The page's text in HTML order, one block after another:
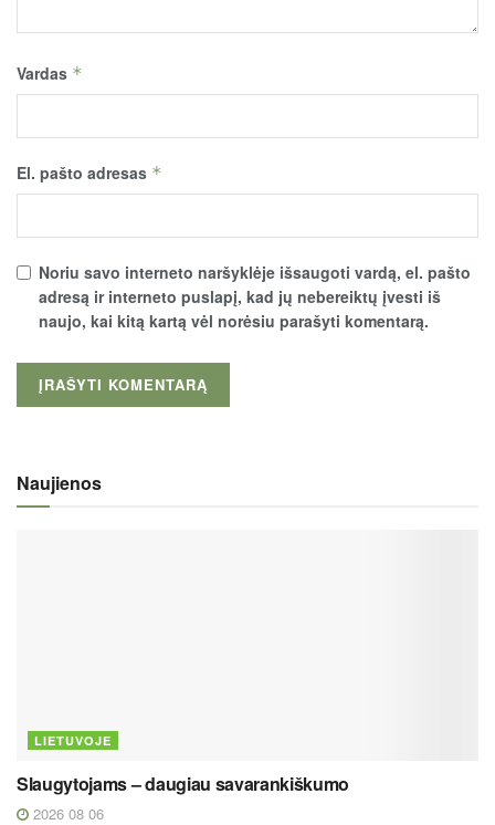
Vardas *
El. pašto adresas *
Noriu savo interneto naršyklėje išsaugoti vardą, el. pašto
adresą ir interneto puslapį, kad jų nebereiktų įvesti iš
naujo, kai kitą kartą vėl norėsiu parašyti komentarą.
Naujienos
LIETUVOJE
Slaugytojams – daugiau savarankiškumo
2026 08 06